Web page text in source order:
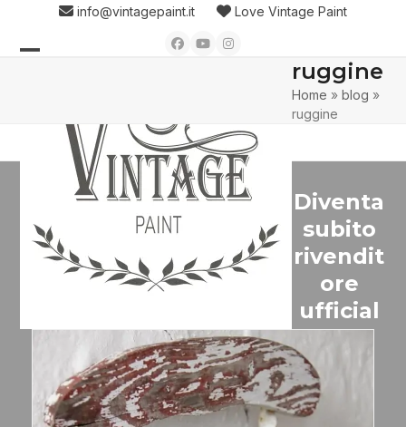
content
info@vintagepaint.it Love Vintage Paint
Facebook
YouTubeInstagram
menu
menu
ruggine
Home »blog »
ruggine
Diventa
subito
rivendit
ore
ufficial